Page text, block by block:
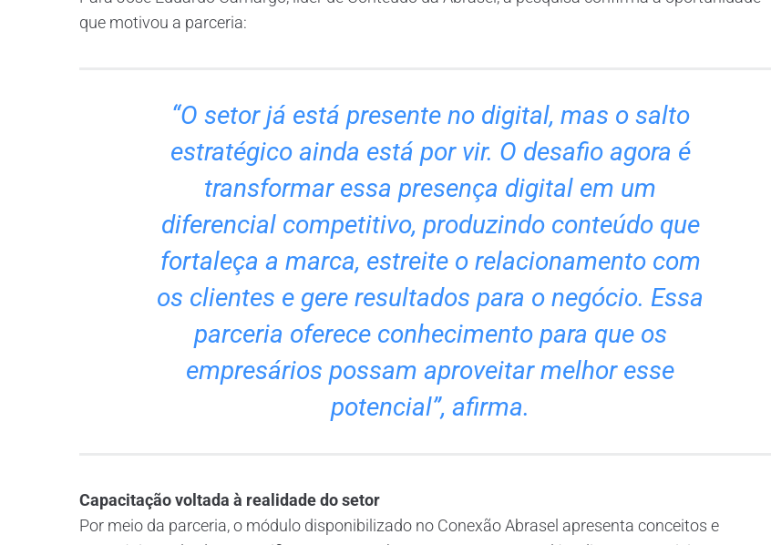
que motivou a parceria:
“O setor já está presente no digital, mas o salto
estratégico ainda está por vir. O desafio agora é
transformar essa presença digital em um
diferencial competitivo, produzindo conteúdo que
fortaleça a marca, estreite o relacionamento com
os clientes e gere resultados para o negócio. Essa
parceria oferece conhecimento para que os
empresários possam aproveitar melhor esse
potencial”, afirma.
Capacitação voltada à realidade do setor
Por meio da parceria, o módulo disponibilizado no Conexão Abrasel apresenta conceitos e